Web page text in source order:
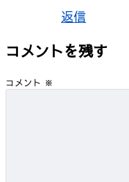
返信
コメントを残す
コメント ※